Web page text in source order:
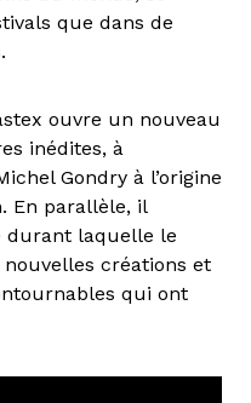
que dans de
ouvre un nouveau
inédites, à
Gondry à l’origine
En parallèle, il
durant laquelle le
créations et
qui ont